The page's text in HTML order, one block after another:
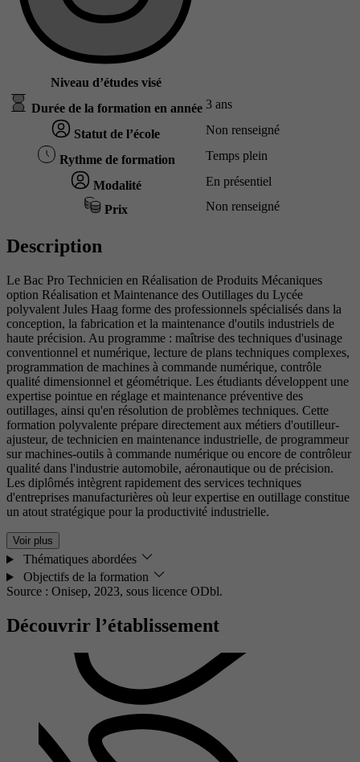
Niveau d’études visé
Durée de la formation en année 3 ans
Statut de l’école Non renseigné
Rythme de formation Temps plein
Modalité En présentiel
Prix Non renseigné
Description
Le Bac Pro Technicien en Réalisation de Produits Mécaniques
option Réalisation et Maintenance des Outillages du Lycée
polyvalent Jules Haag forme des professionnels spécialisés dans la
conception, la fabrication et la maintenance d'outils industriels de
haute précision. Au programme : maîtrise des techniques d'usinage
conventionnel et numérique, lecture de plans techniques complexes,
programmation de machines à commande numérique, contrôle
qualité dimensionnel et géométrique. Les étudiants développent une
expertise pointue en réglage et maintenance préventive des
outillages, ainsi qu'en résolution de problèmes techniques. Cette
formation polyvalente prépare directement aux métiers d'outilleur-
ajusteur, de technicien en maintenance industrielle, de programmeur
sur machines-outils à commande numérique ou encore de contrôleur
qualité dans l'industrie automobile, aéronautique ou de précision.
Les diplômés intègrent rapidement des services techniques
d'entreprises manufacturières où leur expertise en outillage constitue
un atout stratégique pour la productivité industrielle.
Voir plus
Thématiques abordées
Objectifs de la formation
Source : Onisep, 2023, sous licence ODbl.
Découvrir l’établissement